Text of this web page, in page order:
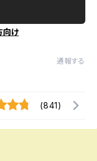
向け
通報する
(841)